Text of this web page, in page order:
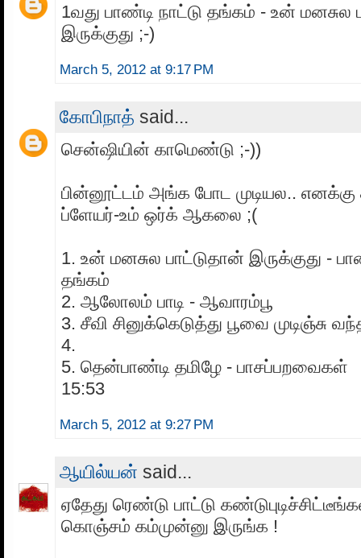
1வது பாண்டி நாட்டு தங்கம் - உன் மனசுல
இருக்குது ;-)
March 5, 2012 at 9:17 PM
கோபிநாத் said...
சென்ஷியின் காமெண்டு ;-))
பின்னூட்டம் அங்க போட முடியல.. எனக்கு
ப்ளேயர்-உம் ஒர்க் ஆகலை ;(
1. உன் மனசுல பாட்டுதான் இருக்குது -
தங்கம்
2. ஆலோலம் பாடி - ஆவாரம்பூ
3. சீவி சினுக்கெடுத்து பூவை முடிஞ்சு
4.
5. தென்பாண்டி தமிழே - பாசப்பறவைகள்
15:53
March 5, 2012 at 9:27 PM
ஆயில்யன் said...
ஏதேது ரெண்டு பாட்டு
கொஞ்சம் கம்முன்னு இருங்க !